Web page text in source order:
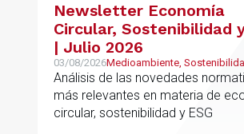
Newsletter Economía
Circular, Sostenibilidad
| Julio 2026
03/08/2026Medioambiente,
Análisis de las novedades
más relevantes en materia de
circular, sostenibilidad y ESG